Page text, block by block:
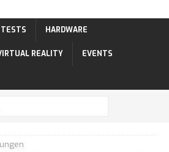
HARDWARE
REALITY EVENTS